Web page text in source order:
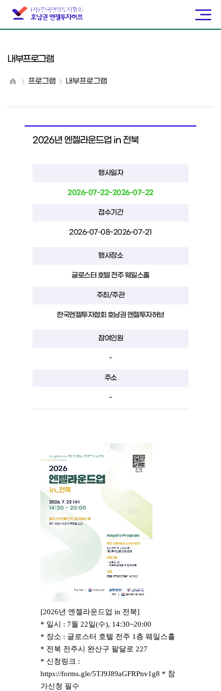
내부프로그램
프로그램 내부프로그램
2026년 엔젤라운드업 in 전북
행사일자
2026-07-22~2026-07-22
접수기간
2026-07-08~2026-07-21
행사장소
글로스터 호텔 전주 웨일스홀
주최/주관
한국엔젤투자협회 호남권 엔젤투자허브
참여인원
-
주소
-
[2026년 엔젤라운드업 in 전북]
* 일시 : 7월 22일(수), 14:30~20:00
* 장소 : 글로스터 호텔 전주 1층 웨일스홀
* 전북 전주시 완산구 팔달로 227
* 신청링크 :
https://forms.gle/5TJ9J89aGFRPnv1g8 * 참
가신청 필수